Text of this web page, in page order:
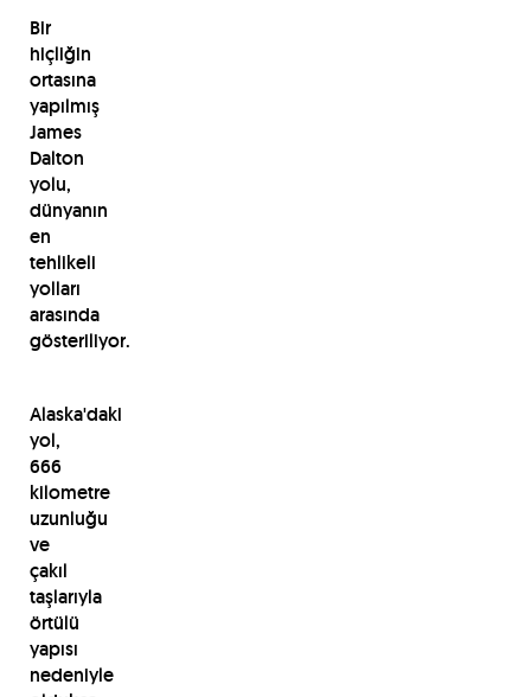
Bir
hiçliğin
ortasına
yapılmış
James
Dalton
yolu,
dünyanın
en
tehlikeli
yolları
arasında
gösteriliyor.
Alaska'daki
yol,
666
kilometre
uzunluğu
ve
çakıl
taşlarıyla
örtülü
yapısı
nedeniyle